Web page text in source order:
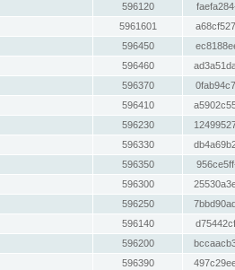
596120
5961601
596450
596460
596370
596410
596230
596330
596350
596300
596250
596140
596200
596390